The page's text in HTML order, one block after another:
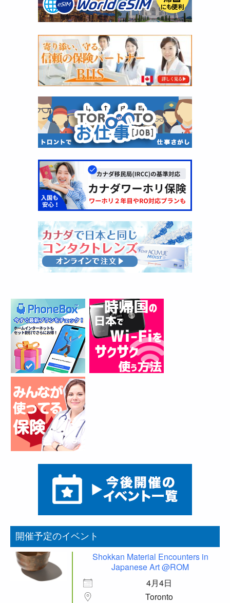
開催予定のイベント
Shokkan Material Encounters in
Japanese Art @ROM
4月4日
Toronto